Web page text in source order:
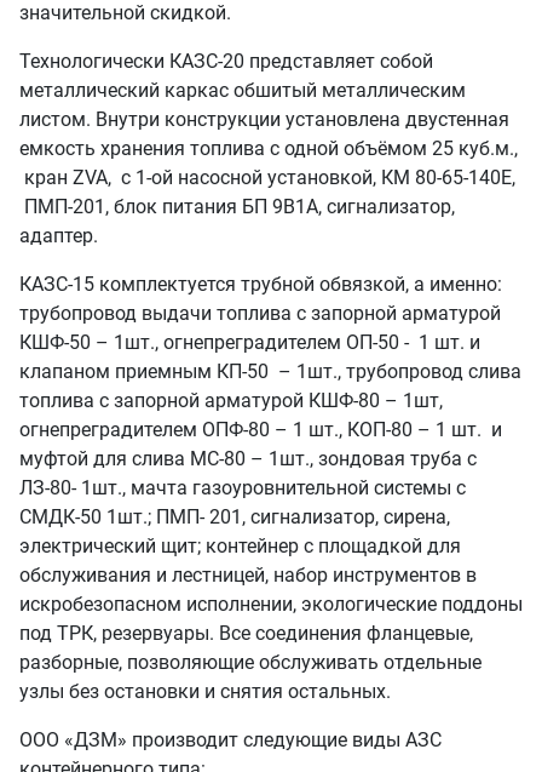
значительной скидкой.
Технологически КАЗС-20 представляет собой
металлический каркас обшитый металлическим
листом. Внутри конструкции установлена двустенная
емкость хранения топлива с одной объёмом 25 куб.м.,
кран ZVA, с 1-ой насосной установкой, КМ 80-65-140Е,
ПМП-201, блок питания БП 9В1А, сигнализатор,
адаптер.
КАЗС-15 комплектуется трубной обвязкой, а именно:
трубопровод выдачи топлива с запорной арматурой
КШФ-50 – 1шт., огнепреградителем ОП-50 - 1 шт. и
клапаном приемным КП-50 – 1шт., трубопровод слива
топлива с запорной арматурой КШФ-80 – 1шт,
огнепреградителем ОПФ-80 – 1 шт., КОП-80 – 1 шт. и
муфтой для слива МС-80 – 1шт., зондовая труба с
ЛЗ-80- 1шт., мачта газоуровнительной системы с
СМДК-50 1шт.; ПМП- 201, сигнализатор, сирена,
электрический щит; контейнер с площадкой для
обслуживания и лестницей, набор инструментов в
искробезопасном исполнении, экологические поддоны
под ТРК, резервуары. Все соединения фланцевые,
разборные, позволяющие обслуживать отдельные
узлы без остановки и снятия остальных.
ООО «ДЗМ» производит следующие виды АЗС